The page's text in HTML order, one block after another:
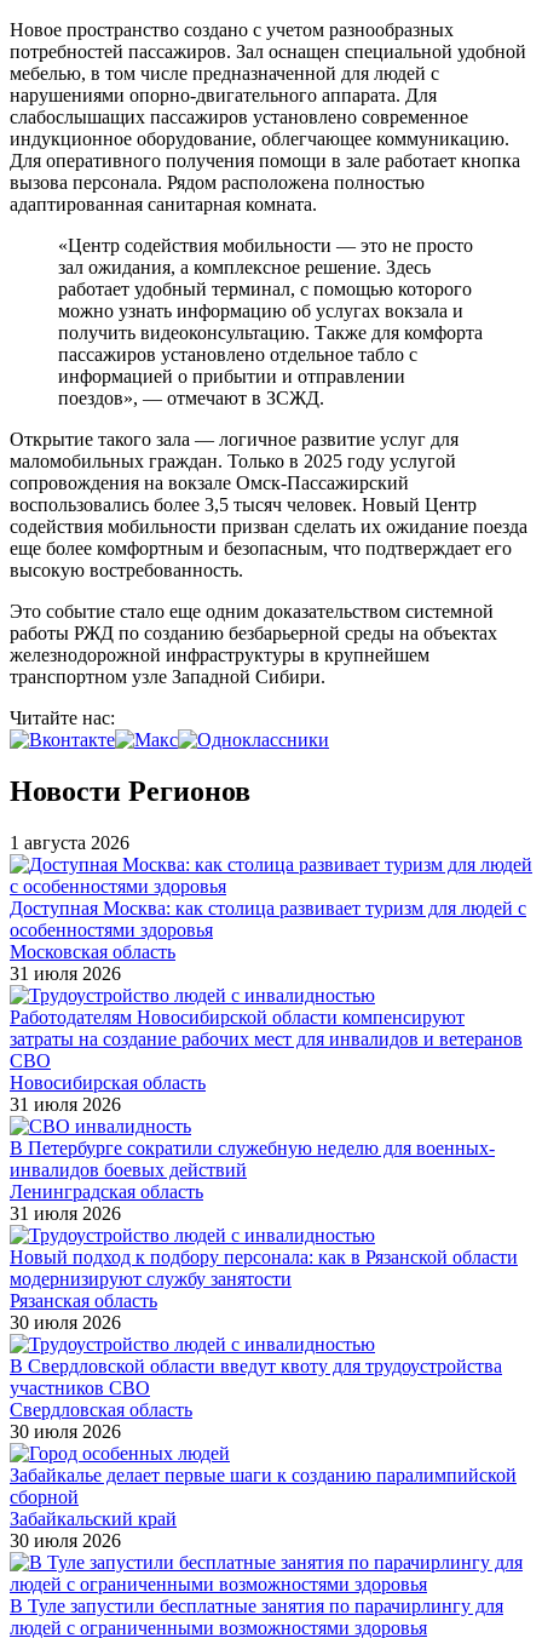
Новое пространство создано с учетом разнообразных
потребностей пассажиров. Зал оснащен специальной удобной
мебелью, в том числе предназначенной для людей с
нарушениями опорно-двигательного аппарата. Для
слабослышащих пассажиров установлено современное
индукционное оборудование, облегчающее коммуникацию.
Для оперативного получения помощи в зале работает кнопка
вызова персонала. Рядом расположена полностью
адаптированная санитарная комната.
«Центр содействия мобильности — это не просто
зал ожидания, а комплексное решение. Здесь
работает удобный терминал, с помощью которого
можно узнать информацию об услугах вокзала и
получить видеоконсультацию. Также для комфорта
пассажиров установлено отдельное табло с
информацией о прибытии и отправлении
поездов», — отмечают в ЗСЖД.
Открытие такого зала — логичное развитие услуг для
маломобильных граждан. Только в 2025 году услугой
сопровождения на вокзале Омск-Пассажирский
воспользовались более 3,5 тысяч человек. Новый Центр
содействия мобильности призван сделать их ожидание поезда
еще более комфортным и безопасным, что подтверждает его
высокую востребованность.
Это событие стало еще одним доказательством системной
работы РЖД по созданию безбарьерной среды на объектах
железнодорожной инфраструктуры в крупнейшем
транспортном узле Западной Сибири.
Читайте нас:
Новости Регионов
1 августа 2026
Доступная Москва: как столица развивает туризм для людей с
особенностями здоровья
Московская область
31 июля 2026
Работодателям Новосибирской области компенсируют
затраты на создание рабочих мест для инвалидов и ветеранов
СВО
Новосибирская область
31 июля 2026
В Петербурге сократили служебную неделю для военных-
инвалидов боевых действий
Ленинградская область
31 июля 2026
Новый подход к подбору персонала: как в Рязанской области
модернизируют службу занятости
Рязанская область
30 июля 2026
В Свердловской области введут квоту для трудоустройства
участников СВО
Свердловская область
30 июля 2026
Забайкалье делает первые шаги к созданию паралимпийской
сборной
Забайкальский край
30 июля 2026
В Туле запустили бесплатные занятия по парачирлингу для
людей с ограниченными возможностями здоровья